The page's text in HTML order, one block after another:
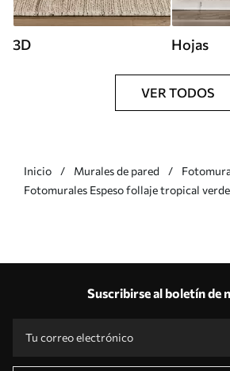
3D Hojas
VER TODOS
Inicio Murales de pared
Fotomurales Espeso follaje tropical
Suscribirse al boletín de